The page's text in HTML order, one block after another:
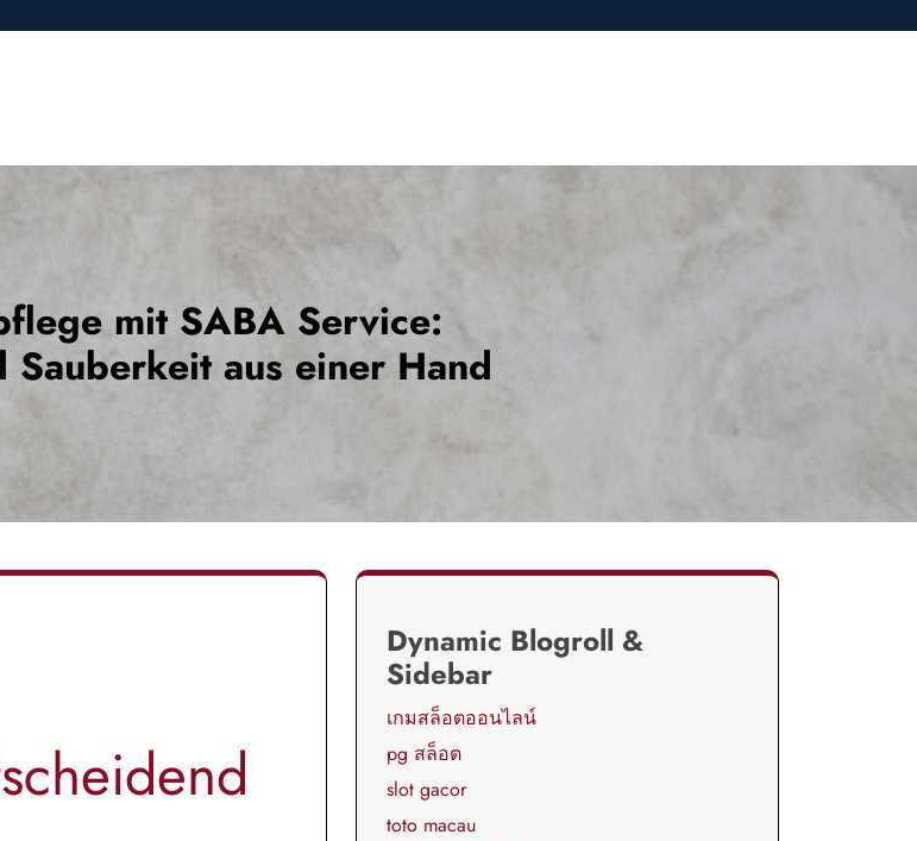
mit SABA Service:
aus einer Hand
Dynamic Blogroll &
Sidebar
เกมสล็อตออนไลน์
pg สล็อต
slot gacor
toto macau